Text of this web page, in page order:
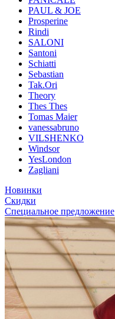
PAUL & JOE
Prosperine
Rindi
SALONI
Santoni
Schiatti
Sebastian
Tak.Ori
Theory
Thes Thes
Tomas Maier
vanessabruno
VILSHENKO
Windsor
YesLondon
Zagliani
Новинки
Скидки
Специальное предложение